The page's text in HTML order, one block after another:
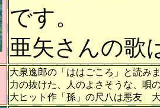
です。
亜矢さんの歌
大泉逸郎の「ははごころ」と読み
力の抜けた、人のよさそうな、唄
大ヒット作「孫」の尺八は悪友